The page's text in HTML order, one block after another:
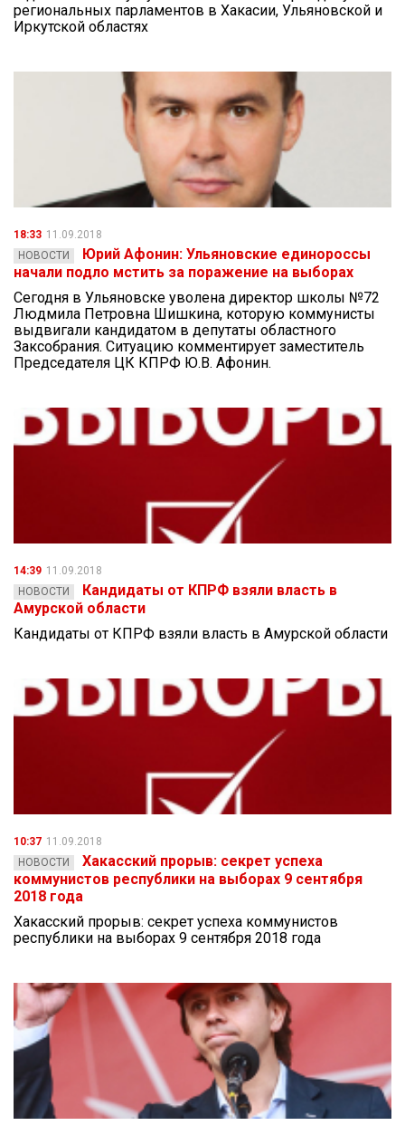
региональных парламентов в Хакасии, Ульяновской и
Иркутской областях
18:33 11.09.2018
НОВОСТИ
Юрий Афонин: Ульяновские единороссы
начали подло мстить за поражение на выборах
Сегодня в Ульяновске уволена директор школы №72
Людмила Петровна Шишкина, которую коммунисты
выдвигали кандидатом в депутаты областного
Заксобрания. Ситуацию комментирует заместитель
Председателя ЦК КПРФ Ю.В. Афонин.
14:39 11.09.2018
НОВОСТИ
Кандидаты от КПРФ взяли власть в
Амурской области
Кандидаты от КПРФ взяли власть в Амурской области
10:37 11.09.2018
НОВОСТИ
Хакасский прорыв: секрет успеха
коммунистов республики на выборах 9 сентября
2018 года
Хакасский прорыв: секрет успеха коммунистов
республики на выборах 9 сентября 2018 года